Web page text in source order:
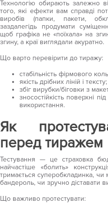
Технологію обирають залежно
того, які ефекти вам справді
виробів (папки, пакети,
заздалегідь продумати
щоб графіка не «поїхала» на
згину, а краї виглядали акуратно.
Що варто перевірити до тиражу:
стабільність фірмового
якість дрібних ліній і тексту;
збіг вирубки/біговки з
зносостійкість поверхні
використання.
Як
перед тиражем
Тестування — це страховка
найчастіше «болить»
тримається суперобкладинка, чи
бандероль, чи зручно діставати
Що важливо протестувати: